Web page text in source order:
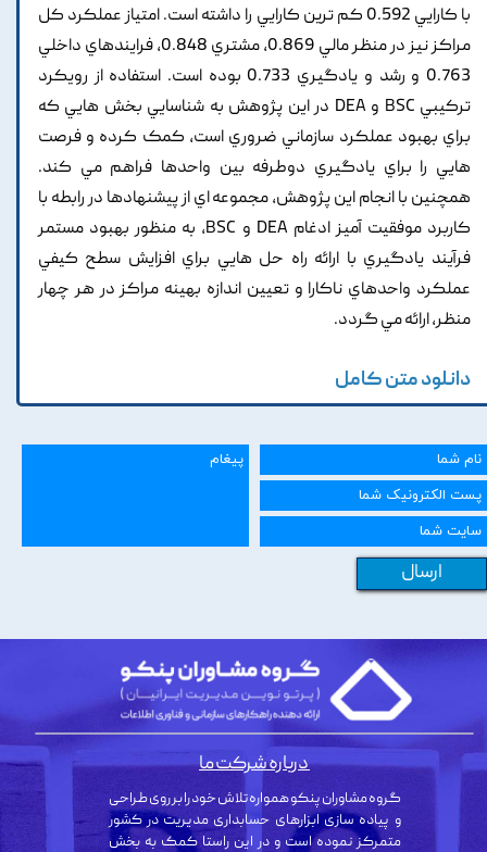
با کارايي 0.592 کم ترين کارايي را داشته است. امتياز عملکرد کل
مراکز نيز در منظر مالي 0.869, مشتري 0.848, فرايندهاي داخلي
0.763 و رشد و يادگيري 0.733 بوده است. استفاده از رويکرد
ترکيبي BSC و DEA در اين پژوهش به شناسايي بخش هايي که
براي بهبود عملکرد سازماني ضروري است, کمک کرده و فرصت
هايي را براي يادگيري دوطرفه بين واحدها فراهم مي کند.
همچنين با انجام اين پژوهش, مجموعه اي از پيشنهادها در رابطه با
کاربرد موفقيت آميز ادغام DEA و BSC, به منظور بهبود مستمر
فرآيند يادگيري با ارائه راه حل هايي براي افزايش سطح کيفي
عملکرد واحدهاي ناکارا و تعيين اندازه بهينه مراکز در هر چهار
منظر, ارائه مي گردد.
دانلود متن کامل
ارسال
گروه مشاوران پنکو همواره تلاش خود را بر روی طراحی
و پیاده سازی ابزارهای حسابداری مدیریت در کشور
متمرکز نموده است و در این راستا کمک به بخش
درباره شرکت ما